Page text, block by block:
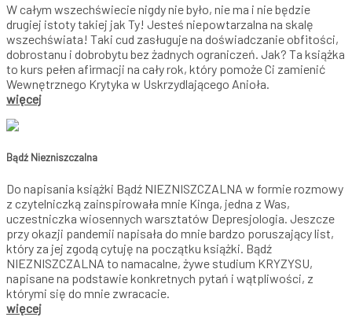
W całym wszechświecie nigdy nie było, nie ma i nie będzie
drugiej istoty takiej jak Ty! Jesteś niepowtarzalna na skalę
wszechświata! Taki cud zasługuje na doświadczanie obfitości,
dobrostanu i dobrobytu bez żadnych ograniczeń. Jak? Ta książka
to kurs pełen afirmacji na cały rok, który pomoże Ci zamienić
Wewnętrznego Krytyka w Uskrzydlającego Anioła.
więcej
Bądź Niezniszczalna
Do napisania książki Bądź NIEZNISZCZALNA w formie rozmowy
z czytelniczką zainspirowała mnie Kinga, jedna z Was,
uczestniczka wiosennych warsztatów Depresjologia. Jeszcze
przy okazji pandemii napisała do mnie bardzo poruszający list,
który za jej zgodą cytuję na początku książki. Bądź
NIEZNISZCZALNA to namacalne, żywe studium KRYZYSU,
napisane na podstawie konkretnych pytań i wątpliwości, z
którymi się do mnie zwracacie.
więcej